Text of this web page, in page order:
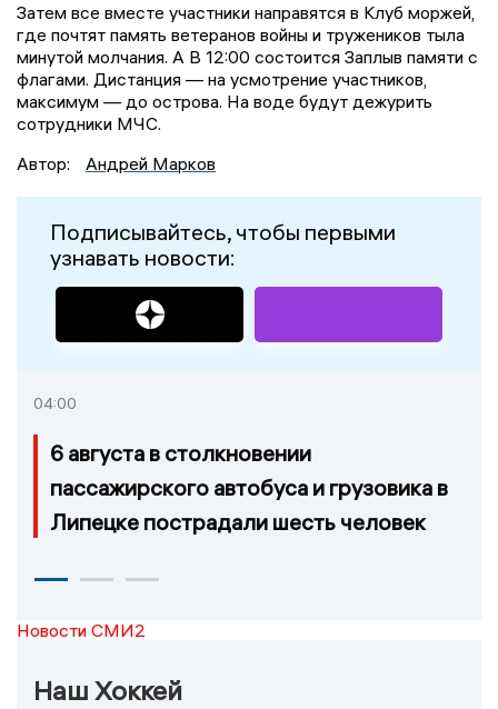
Затем все вместе участники направятся в Клуб моржей,
где почтят память ветеранов войны и тружеников тыла
минутой молчания. А В 12:00 состоится Заплыв памяти с
флагами. Дистанция — на усмотрение участников,
максимум — до острова. На воде будут дежурить
сотрудники МЧС.
Автор:
Андрей Марков
Подписывайтесь, чтобы первыми
узнавать новости:
04:00
6 августа в столкновении
пассажирского автобуса и грузовика в
Липецке пострадали шесть человек
Новости СМИ2
Наш Хоккей